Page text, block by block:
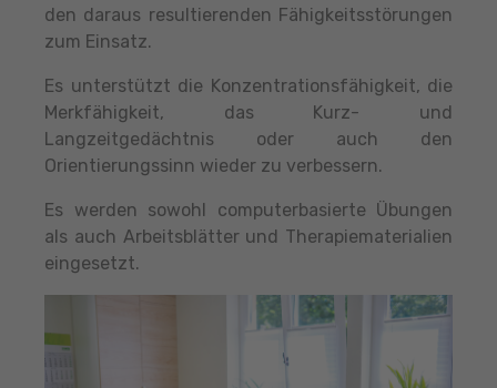
den daraus resultierenden Fähigkeitsstörungen
zum Einsatz.
Es unterstützt die Konzentrationsfähigkeit, die
Merkfähigkeit, das Kurz- und
Langzeitgedächtnis oder auch den
Orientierungssinn wieder zu verbessern.
Es werden sowohl computerbasierte Übungen
als auch Arbeitsblätter und Therapiematerialien
eingesetzt.